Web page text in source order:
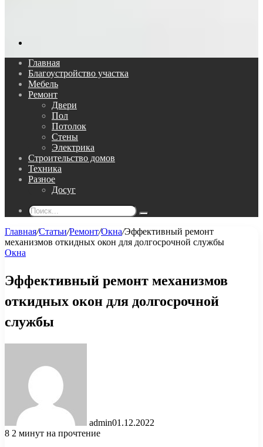
Главная
Благоустройство участка
Мебель
Ремонт
Двери
Пол
Потолок
Стены
Электрика
Строительство домов
Техника
Разное
Досуг
Поиск...
Главная/Статьи/Ремонт/Окна/Эффективный ремонт
механизмов откидных окон для долгосрочной службы
Окна
Эффективный ремонт механизмов
откидных окон для долгосрочной
службы
admin01.12.2022
8 2 минут на прочтение